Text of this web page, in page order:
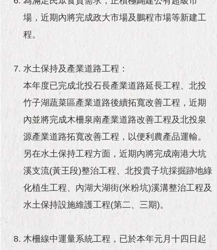
場，近期內將完成政大市場及鵬程市場等新建工
程。
水土保持及產業道路工程：
本年度已完成北投石長產業道路延長工程、北投
竹子湖蔬菜區產業道路後續拓寬改善工程，近期
內並將完成木柵泉南產業道路改善工程及北投泉
源產業道路拓寬改善工程，以便利農產品運輸。
另在水土保持工程方面，近期內將完成南港大坑
溪支流(黃王段)整治工程、北投貴子坑採掘跡地綠
化植生工程、內湖大湖街(米粉坑)溪溝整治工程及
水土保持設施維護工程(第二、三期)。
木柵線中運量系統工程，已於本年元月十四日起